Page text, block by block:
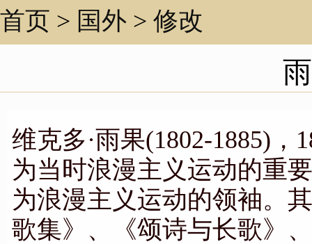
首页 > 国外 > 修改
维克多·雨果(1802-1885)
为当时浪漫主义运动的重
为浪漫主义运动的领袖。
歌集》、《颂诗与长歌》